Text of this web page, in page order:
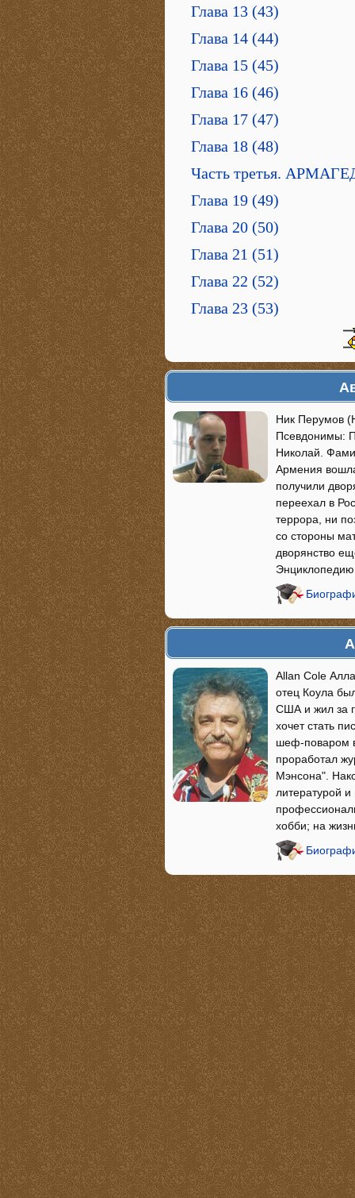
Глава 13 (43)
Глава 14 (44)
Глава 15 (45)
Глава 16 (46)
Глава 17 (47)
Глава 18 (48)
Часть третья.
Глава 19 (49)
Глава 20 (50)
Глава 21 (51)
Глава 22 (52)
Глава 23 (53)
Ник Перумов
Псевдонимы:
Николай.
Армения
получили
переехал в
террора, ни
со стороны
дворянство
Allan Cole
отец Коула
США и жил за
хочет стать
шеф-поваром
проработал
Мэнсона".
литературой
хобби; на